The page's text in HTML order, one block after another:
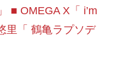
■ OMEGA X「 i’m
里「 鶴亀ラプソデ